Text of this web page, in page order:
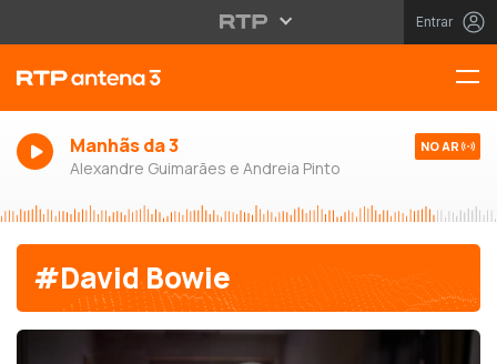
Entrar
Manhãs da 3
Alexandre Guimarães e Andreia Pinto
NO AR
#David Bowie